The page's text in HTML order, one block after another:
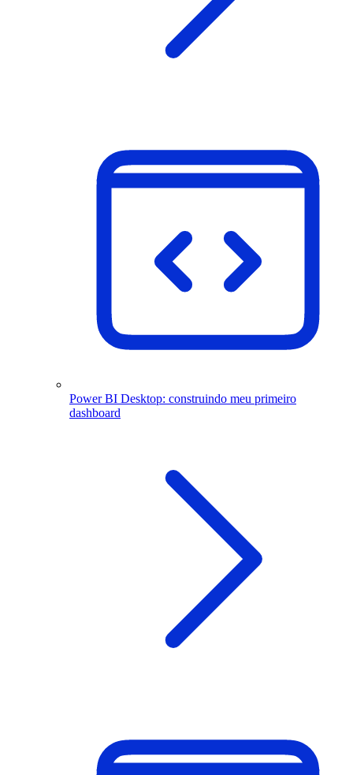
Power BI Desktop: construindo meu primeiro
dashboard